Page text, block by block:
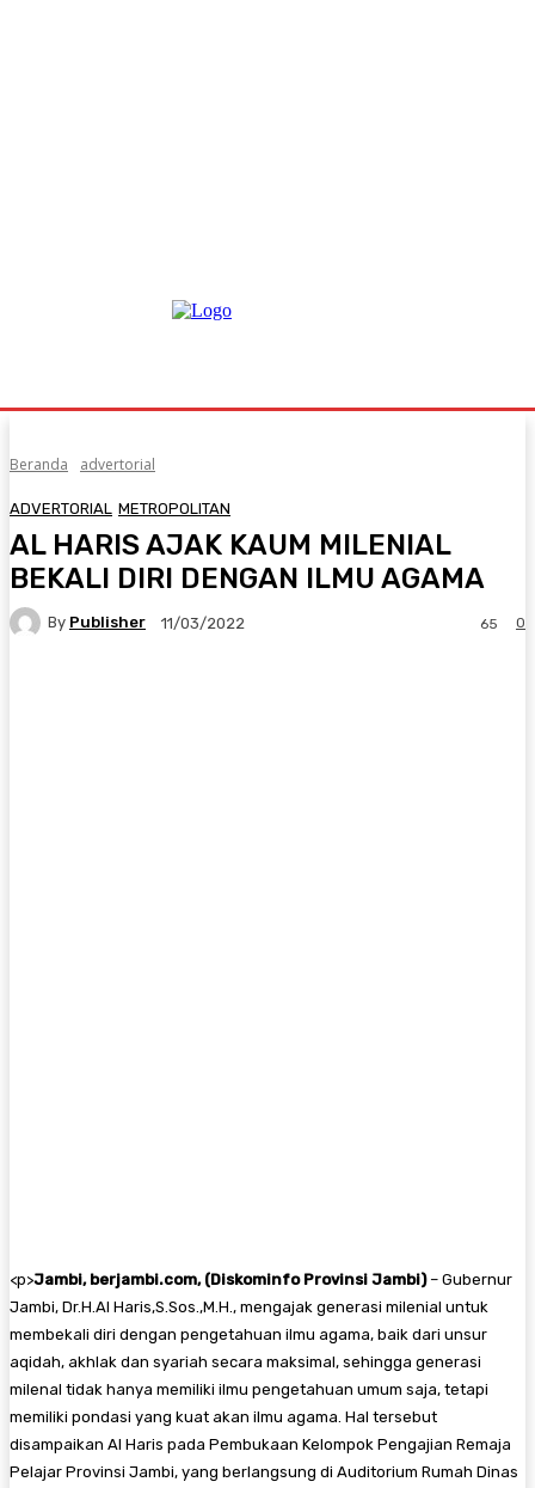
Beranda advertorial
ADVERTORIAL METROPOLITAN
AL HARIS AJAK KAUM MILENIAL
BEKALI DIRI DENGAN ILMU AGAMA
By Publisher 11/03/2022 0
65
<p>Jambi, berjambi.com, (Diskominfo Provinsi Jambi)– Gubernur
Jambi, Dr.H.Al Haris,S.Sos.,M.H., mengajak generasi milenial untuk
membekali diri dengan pengetahuan ilmu agama, baik dari unsur
aqidah, akhlak dan syariah secara maksimal, sehingga generasi
milenal tidak hanya memiliki ilmu pengetahuan umum saja, tetapi
memiliki pondasi yang kuat akan ilmu agama. Hal tersebut
disampaikan Al Haris pada Pembukaan Kelompok Pengajian Remaja
Pelajar Provinsi Jambi, yang berlangsung di Auditorium Rumah Dinas